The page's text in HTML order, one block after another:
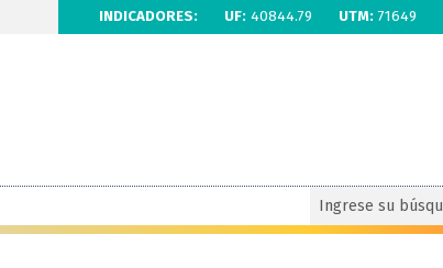
INDICADORES: UF: 40844.79 UTM: 71649